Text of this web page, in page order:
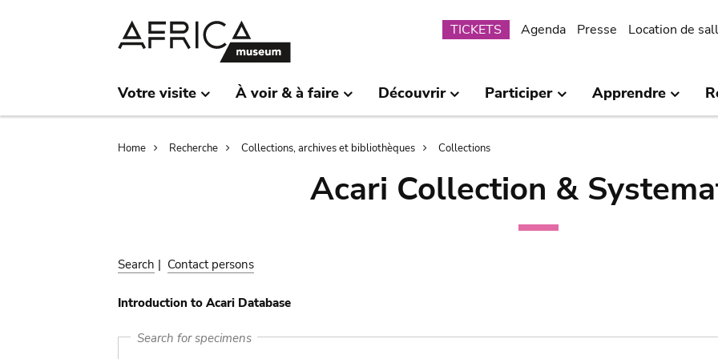
Submenu
TICKETS Agenda Presse Location de
Votre visite À voir & à faire Découvrir Participer Apprendre
Breadcrumb
Home Recherche Collections, archives et bibliothèques Collections
Acari Collection &
Search | Contact persons
Introduction to Acari Database
Search for specimens